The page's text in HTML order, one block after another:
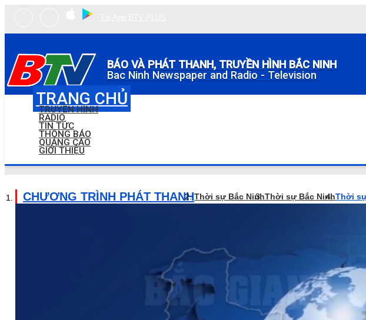
BÁO VÀ PHÁT THANH, TRUYỀN HÌNH BẮC NINH
Bac Ninh Newspaper and Radio - Television
TRANG CHỦ
TRUYỀN HÌNH
RADIO
TIN TỨC
THÔNG BÁO
QUẢNG CÁO
GIỚI THIỆU
CHƯƠNG TRÌNH PHÁT THANHThời sự Bắc NinhThời sự Bắc NinhThời